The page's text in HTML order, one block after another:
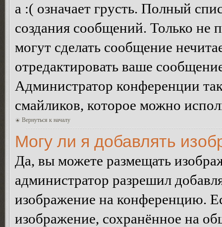
а :( означает грусть. Полный
создания сообщений. Только не
могут сделать сообщение
отредактировать ваше
Администратор конференции
смайликов, которое можно
Вернуться к началу
Могу ли я добавлять
Да, вы можете размещать
администратор разрешил
изображение на конференцию.
изображение, сохранённое на